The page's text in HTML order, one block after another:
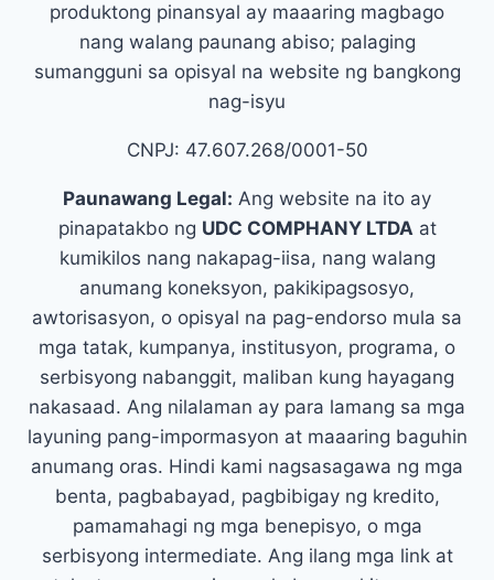
produktong pinansyal ay maaaring magbago
nang walang paunang abiso; palaging
sumangguni sa opisyal na website ng bangkong
nag-isyu
CNPJ: 47.607.268/0001-50
Paunawang Legal: Ang website na ito ay
pinapatakbo ng UDC COMPHANY LTDAat
kumikilos nang nakapag-iisa, nang walang
anumang koneksyon, pakikipagsosyo,
awtorisasyon, o opisyal na pag-endorso mula sa
mga tatak, kumpanya, institusyon, programa, o
serbisyong nabanggit, maliban kung hayagang
nakasaad. Ang nilalaman ay para lamang sa mga
layuning pang-impormasyon at maaaring baguhin
anumang oras. Hindi kami nagsasagawa ng mga
benta, pagbabayad, pagbibigay ng kredito,
pamamahagi ng mga benepisyo, o mga
serbisyong intermediate. Ang ilang mga link at